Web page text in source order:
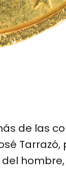
de las